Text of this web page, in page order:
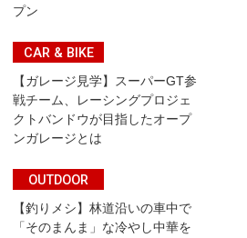
プン
CAR & BIKE
【ガレージ見学】スーパーGT参
戦チーム、レーシングプロジェ
クトバンドウが目指したオープ
ンガレージとは
OUTDOOR
【釣りメシ】林道沿いの車中で
「そのまんま」な冷やし中華を